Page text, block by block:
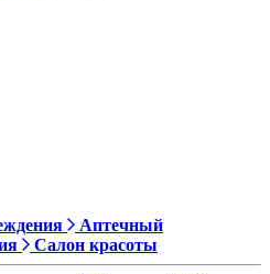
Аптечный
Салон красоты